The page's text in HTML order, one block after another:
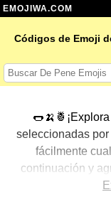
EMOJIWA.COM
Códigos de Emoji
seleccionadas
fácilmente
continuación y
toque